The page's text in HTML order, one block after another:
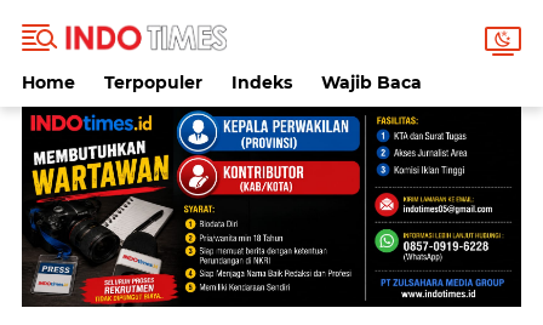
Home Terpopuler Indeks Wajib Baca